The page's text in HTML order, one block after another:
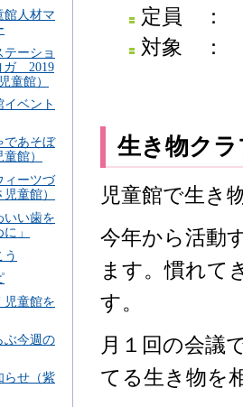
館人材マ
ーショ
ガ 2019
童館）
ベント
であそぼ
館）
ィーツづ
童館）
いい歯を
」
う
児童館を
ぶ今週の
らせ（紫
定員 ：
対象 ：
生き物クラ
児童館で生き
今年から活動
ます。慣れて
す。
月１回の会議
てる生き物を